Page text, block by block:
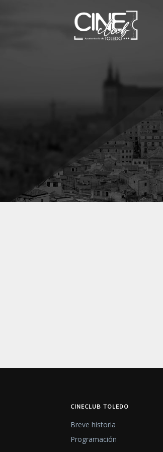
CINECLUB TOLEDO
Breve historia
Programación